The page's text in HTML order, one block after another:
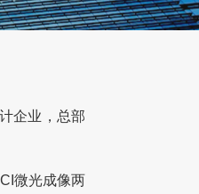
企业，总部
微光成像两